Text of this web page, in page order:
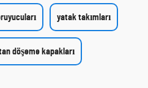
yatak takımları
döşeme kapakları